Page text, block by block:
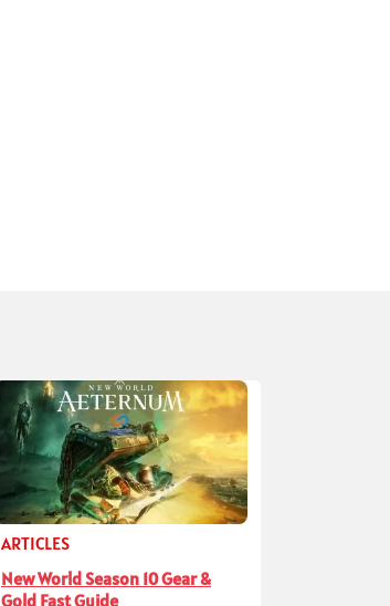
ARTICLES
New World Season 10 Gear &
Gold Fast Guide